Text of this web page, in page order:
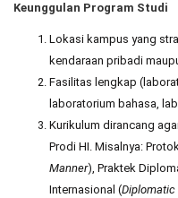
Keunggulan Program Studi
Lokasi kampus yang
kendaraan pribadi
Fasilitas lengkap
laboratorium bahasa,
Kurikulum dirancang
Prodi HI. Misalnya:
Manner), Praktek
Internasional (Diplomatic